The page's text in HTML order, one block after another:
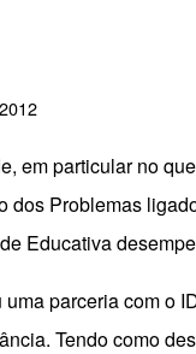
em particular no
Problemas
Educativa
parceria com o
Tendo como